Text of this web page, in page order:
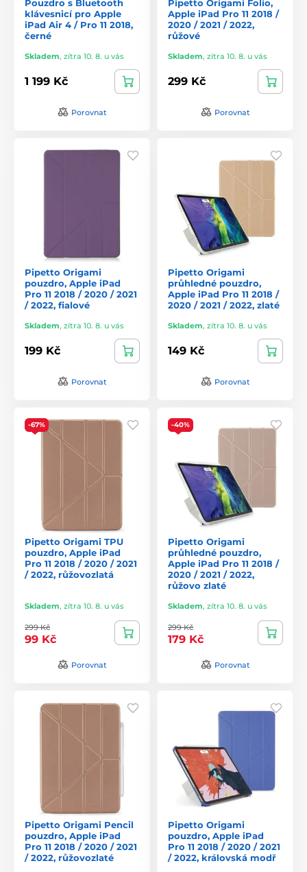
Pouzdro s Bluetooth
klávesnicí pro Apple
iPad Air 4 / Pro 11 2018,
černé
Skladem, zítra 10. 8. u vás
1 199 Kč
Porovnat
Pipetto Origami Folio,
Apple iPad Pro 11 2018 /
2020 / 2021 / 2022,
růžové
Skladem, zítra 10. 8. u vás
299 Kč
Porovnat
Pipetto Origami
pouzdro, Apple iPad
Pro 11 2018 / 2020 / 2021
/ 2022, fialové
Skladem, zítra 10. 8. u vás
199 Kč
Porovnat
Pipetto Origami
průhledné pouzdro,
Apple iPad Pro 11 2018 /
2020 / 2021 / 2022, zlaté
Skladem, zítra 10. 8. u vás
149 Kč
Porovnat
-67%
Pipetto Origami TPU
pouzdro, Apple iPad
Pro 11 2018 / 2020 / 2021
/ 2022, růžovozlatá
Skladem, zítra 10. 8. u vás
299 Kč
99 Kč
Porovnat
-40%
Pipetto Origami
průhledné pouzdro,
Apple iPad Pro 11 2018 /
2020 / 2021 / 2022,
růžovo zlaté
Skladem, zítra 10. 8. u vás
299 Kč
179 Kč
Porovnat
Pipetto Origami Pencil
pouzdro, Apple iPad
Pro 11 2018 / 2020 / 2021
/ 2022, růžovozlaté
Pipetto Origami
pouzdro, Apple iPad
Pro 11 2018 / 2020 / 2021
/ 2022, královská modř